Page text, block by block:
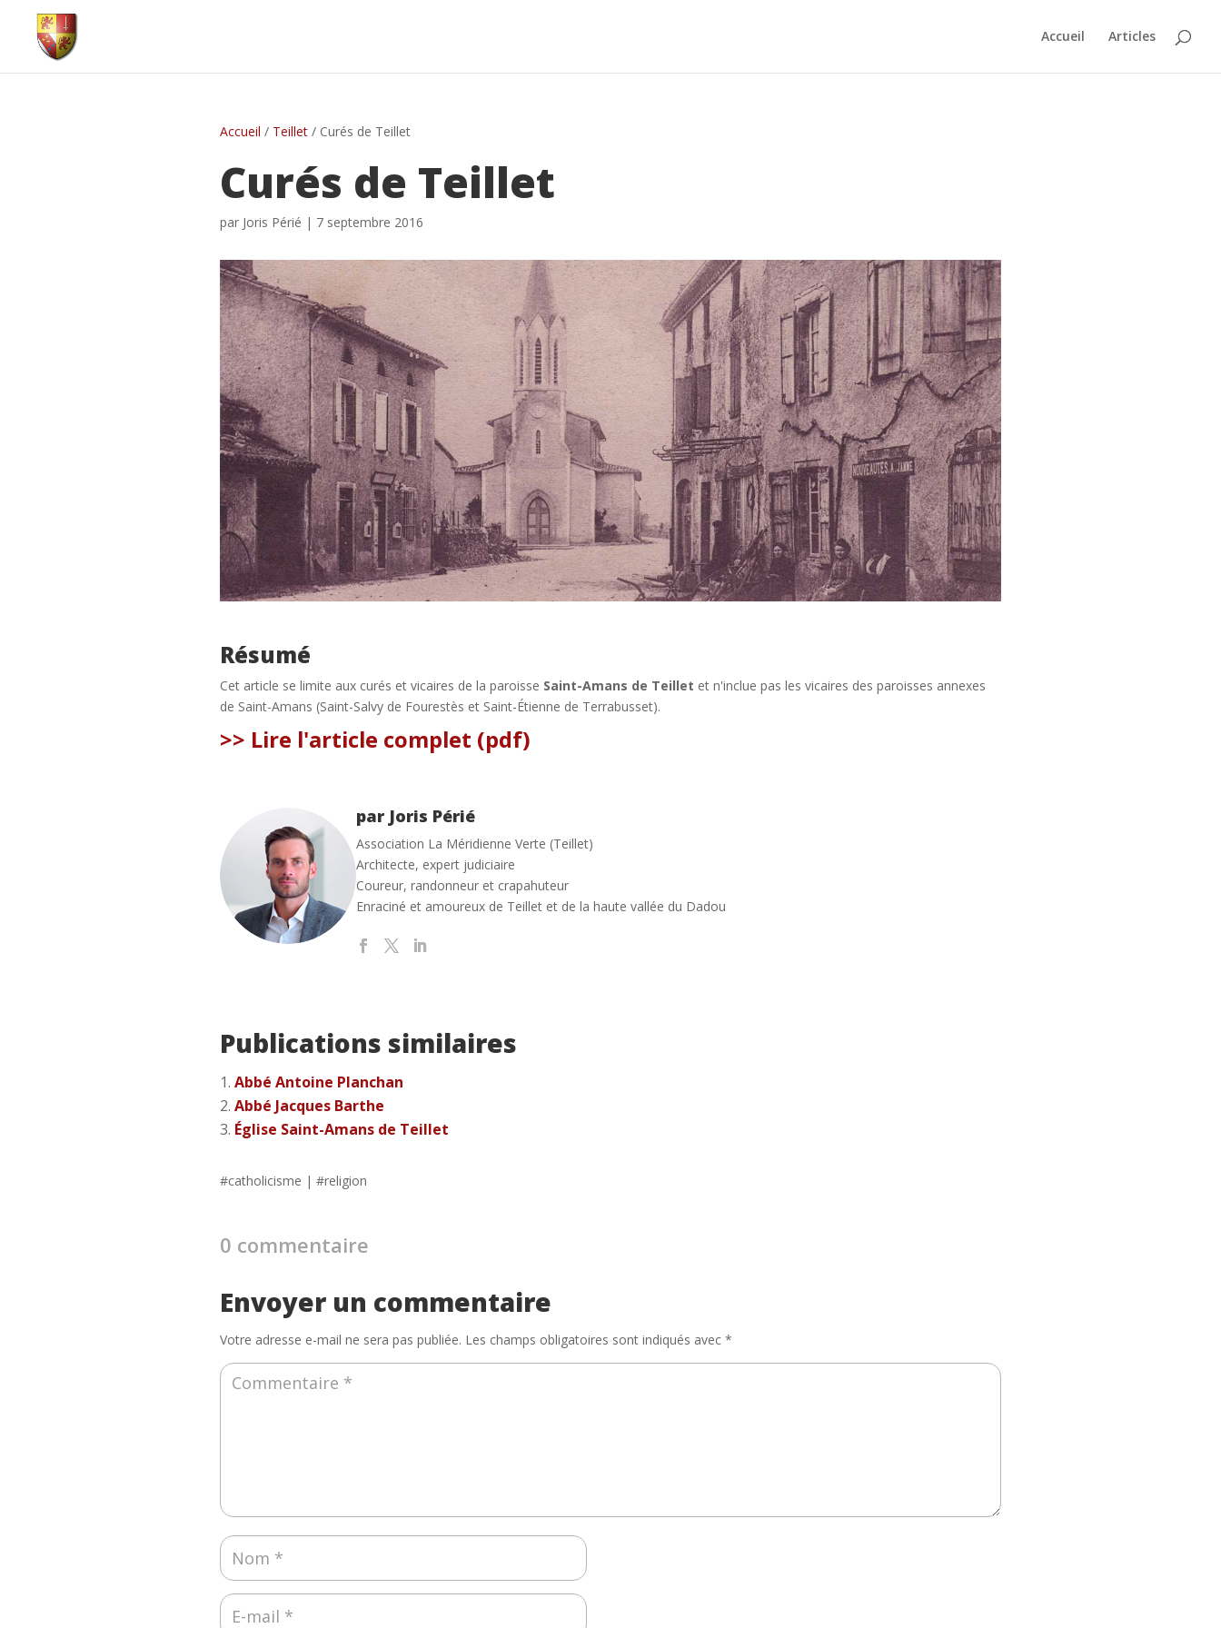
Accueil Articles
Accueil / Teillet/ Curés de Teillet
Curés de Teillet
par Joris Périé | 7 septembre 2016
Résumé
Cet article se limite aux curés et vicaires de la paroisse Saint-Amans de Teillet et n'inclue pas les vicaires des paroisses annexes
de Saint-Amans (Saint-Salvy de Fourestès et Saint-Étienne de Terrabusset).
>> Lire l'article complet (pdf)
par Joris Périé
Association La Méridienne Verte (Teillet)
Architecte, expert judiciaire
Coureur, randonneur et crapahuteur
Enraciné et amoureux de Teillet et de la haute vallée du Dadou
Publications similaires
Abbé Antoine Planchan
Abbé Jacques Barthe
Église Saint-Amans de Teillet
#catholicisme | #religion
0 commentaire
Envoyer un commentaire
Votre adresse e-mail ne sera pas publiée. Les champs obligatoires sont indiqués avec *